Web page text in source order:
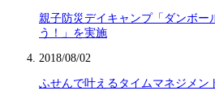
親子防災デイキャンプ「ダンボー
う！」を実施
2018/08/02
ふせんで叶えるタイムマネジメン